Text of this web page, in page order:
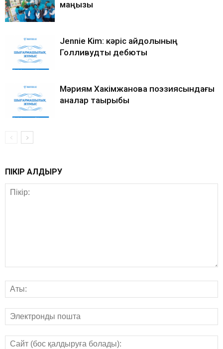
маңызы
Jennie Kim: кәріс айдолының
Голливудтық дебюты
Мәриям Хакімжанова поэзиясындағы
аналар тақырыбы
ПІКІР ҚАЛДЫРУ